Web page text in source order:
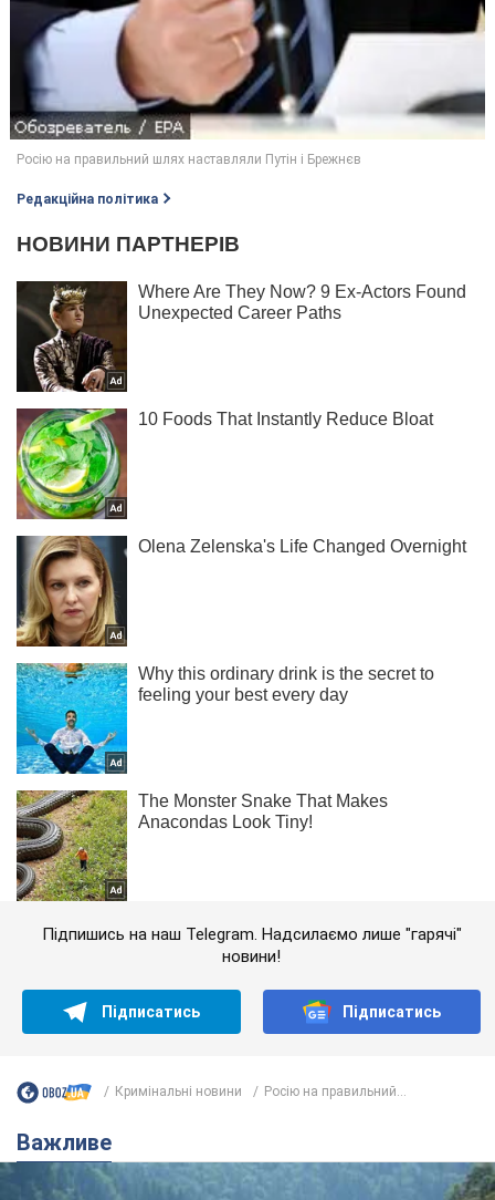
Редакційна політика
Підпишись на наш Telegram. Надсилаємо лише "гарячі"
новини!
Підписатись Підписатись
Кримінальні новини Росію на правильний...
Важливе